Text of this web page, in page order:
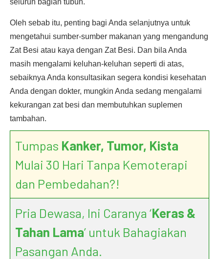
seluruh bagian tubuh.
Oleh sebab itu, penting bagi Anda selanjutnya untuk
mengetahui sumber-sumber makanan yang mengandung
Zat Besi atau kaya dengan Zat Besi. Dan bila Anda
masih mengalami keluhan-keluhan seperti di atas,
sebaiknya Anda konsultasikan segera kondisi kesehatan
Anda dengan dokter, mungkin Anda sedang mengalami
kekurangan zat besi dan membutuhkan suplemen
tambahan.
Tumpas Kanker, Tumor, Kista
Mulai 30 Hari Tanpa Kemoterapi
dan Pembedahan?!
Pria Dewasa, Ini Caranya ‘Keras &
Tahan Lama’ untuk Bahagiakan
Pasangan Anda.